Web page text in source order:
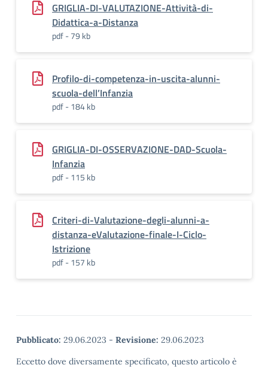
GRIGLIA-DI-VALUTAZIONE-Attività-di-
Didattica-a-Distanza
pdf - 79 kb
Profilo-di-competenza-in-uscita-alunni-
scuola-dell’Infanzia
pdf - 184 kb
GRIGLIA-DI-OSSERVAZIONE-DAD-Scuola-
Infanzia
pdf - 115 kb
Criteri-di-Valutazione-degli-alunni-a-
distanza-eValutazione-finale-I-Ciclo-
Istrizione
pdf - 157 kb
Pubblicato: 29.06.2023 - Revisione: 29.06.2023
Eccetto dove diversamente specificato, questo articolo è